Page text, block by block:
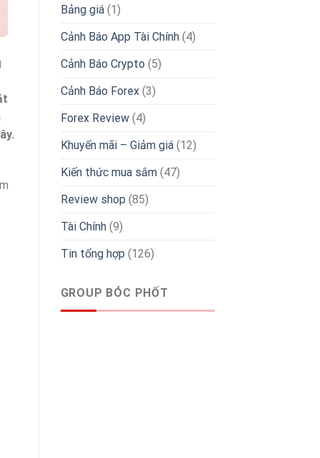
Bảng giá(1)
Cảnh Báo App Tài Chính(4)
Cảnh Báo Crypto (5)
Cảnh Báo Forex(3)
Forex Review(4)
Khuyến mãi – Giảm giá(12)
Kiến thức mua sắm(47)
Review shop (85)
Tài Chính(9)
Tin tổng hợp (126)
GROUP BÓC PHỐT